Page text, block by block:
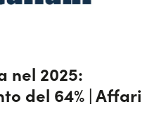
nel 2025:
del 64% | Affari